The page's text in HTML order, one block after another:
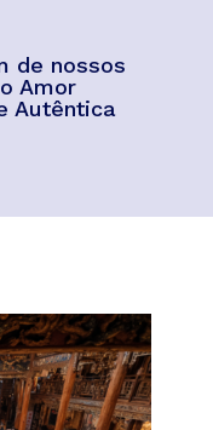
de nossos
Amor
Autêntica